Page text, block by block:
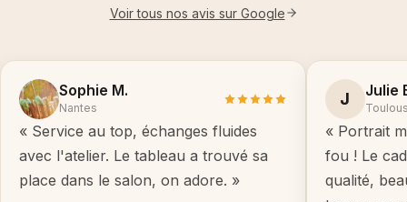
Voir tous nos avis sur Google
Sophie M.
Nantes
« Service au top, échanges fluides
avec l'atelier. Le tableau a trouvé sa
place dans le salon, on adore. »
J Julie
« Portrait
fou ! Le
qualité,